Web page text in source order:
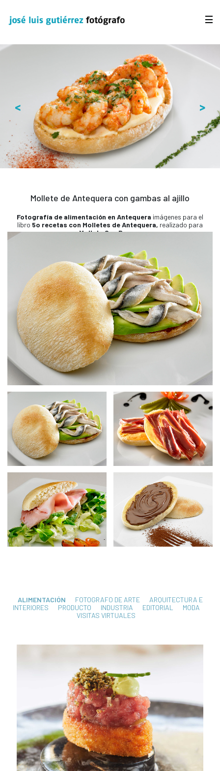
< >
Mollete de Antequera con gambas al ajillo
Fotografía de alimentación en Antequera imágenes para el
libro 5o recetas con Molletes de Antequera, realizado para
Mollete San Roque.
ALIMENTACIÓN FOTOGRAFO DE ARTE
ARQUITECTURA E
INTERIORES
PRODUCTO INDUSTRIA EDITORIAL
MODA
VISITAS VIRTUALES